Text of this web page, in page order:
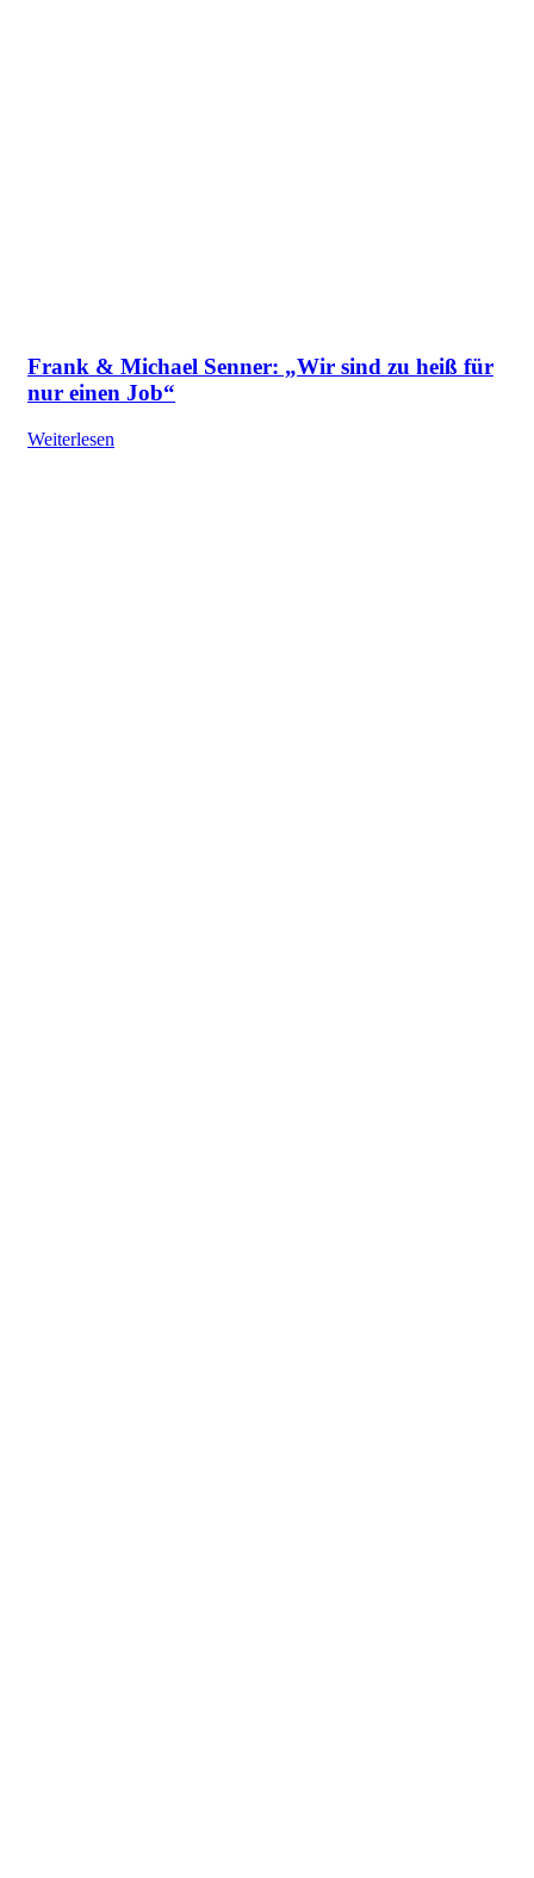
Frank & Michael Senner: „Wir sind zu heiß für
nur einen Job“
Weiterlesen